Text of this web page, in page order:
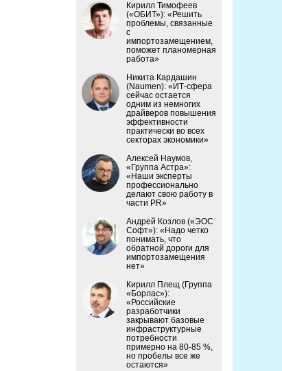
Кирилл Тимофеев
(«ОБИТ»): «Решить
проблемы, связанные
с
импортозамещением,
поможет планомерная
работа»
Никита Кардашин
(Naumen): «ИТ-сфера
сейчас остается
одним из немногих
драйверов повышения
эффективности
практически во всех
секторах экономики»
Алексей Наумов,
«Группа Астра»:
«Наши эксперты
профессионально
делают свою работу в
части PR»
Андрей Козлов («ЭОС
Софт»): «Надо четко
понимать, что
обратной дороги для
импортозамещения
нет»
Кирилл Плещ (Группа
«Борлас»):
«Российские
разработчики
закрывают базовые
инфраструктурные
потребности
примерно на 80-85 %,
но пробелы все же
остаются»